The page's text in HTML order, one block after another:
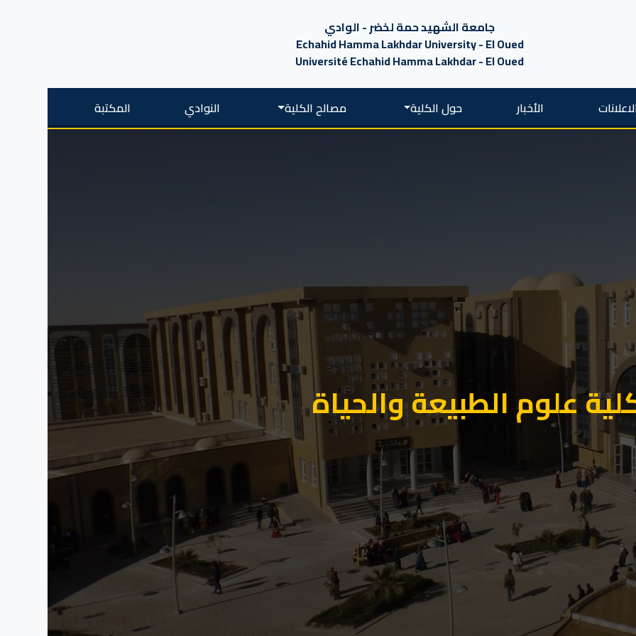
جامعة الشهيد حمة لخضر - الوادي
Echahid Hamma Lakhdar University - El Oued
Université Echahid Hamma Lakhdar - El Oued
الأخبار حول الكلية مصالح الكلية النوادي المكتبة
علوم الطبيعة والحياة